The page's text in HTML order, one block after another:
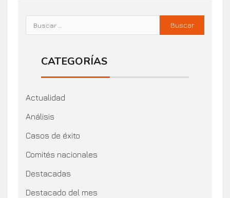
CATEGORÍAS
Actualidad
Análisis
Casos de éxito
Comités nacionales
Destacadas
Destacado del mes